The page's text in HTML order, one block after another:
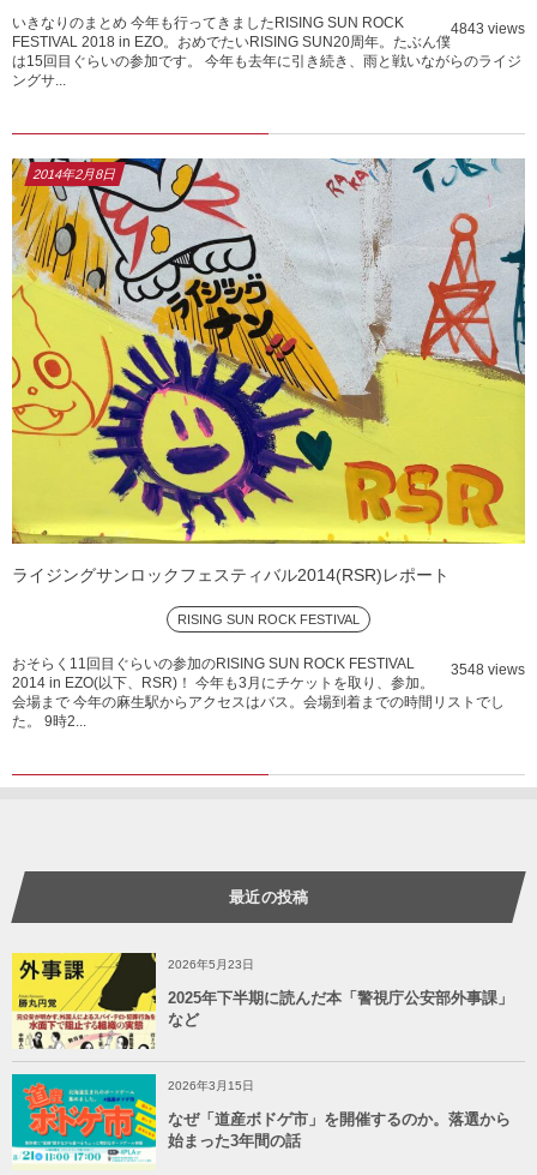
4843 views
いきなりのまとめ 今年も行ってきましたRISING SUN ROCK
FESTIVAL 2018 in EZO。おめでたいRISING SUN20周年。たぶん僕
は15回目ぐらいの参加です。 今年も去年に引き続き、雨と戦いながらのライジ
ングサ...
2014年2月8日
ライジングサンロックフェスティバル2014(RSR)レポート
RISING SUN ROCK FESTIVAL
3548 views
おそらく11回目ぐらいの参加のRISING SUN ROCK FESTIVAL
2014 in EZO(以下、RSR)！ 今年も3月にチケットを取り、参加。
会場まで 今年の麻生駅からアクセスはバス。会場到着までの時間リストでし
た。 9時2...
最近の投稿
2026年5月23日
2025年下半期に読んだ本「警視庁公安部外事課」
など
2026年3月15日
なぜ「道産ボドゲ市」を開催するのか。落選から
始まった3年間の話